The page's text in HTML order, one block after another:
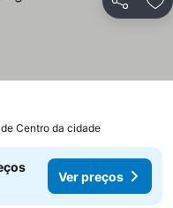
Partilhar
Centro da cidade
Ver preços